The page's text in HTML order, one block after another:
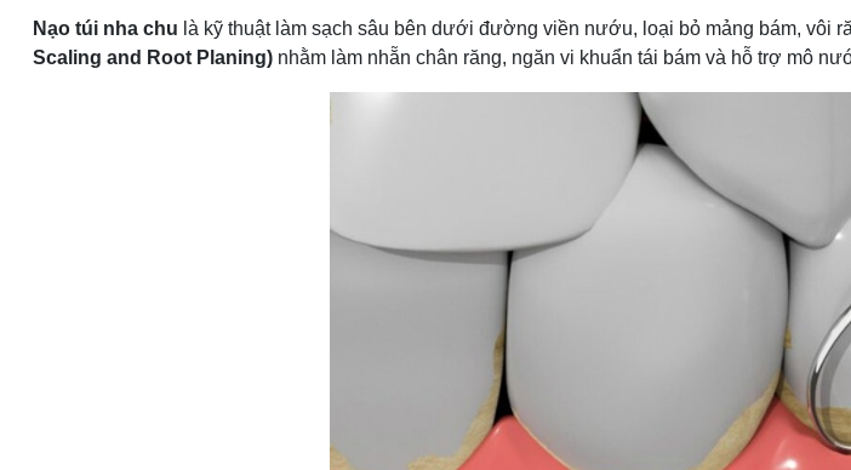
Nạo túi nha chu là kỹ thuật làm sạch sâu bên dưới đường viền nướu, loại bỏ mảng bám, vôi
Scaling and Root Planing) nhằm làm nhẵn chân răng, ngăn vi khuẩn tái bám và hỗ trợ mô